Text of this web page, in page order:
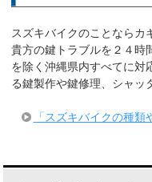
スズキバイクのことならカ
貴方の鍵トラブルを２４時
を除く沖縄県内すべてに
る鍵製作や鍵修理、シャッ
「スズキバイクの種